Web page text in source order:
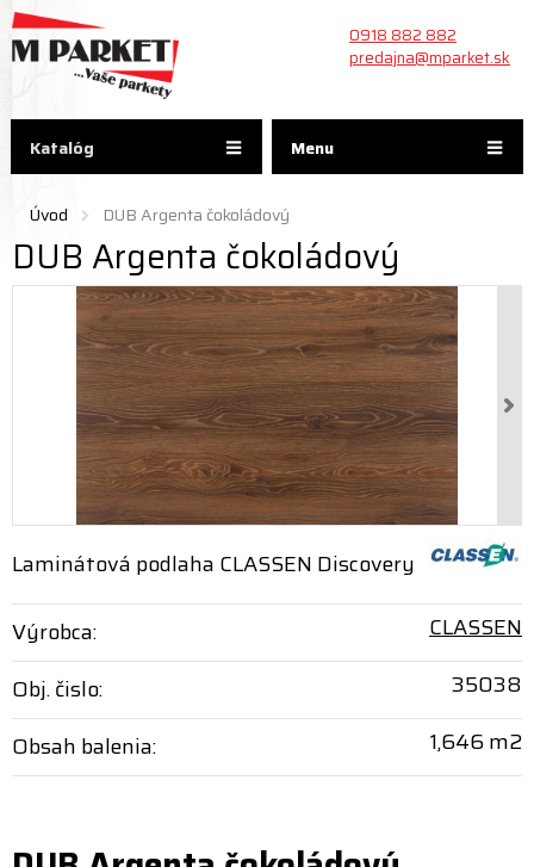
Menu
0918 882 882
predajna@mparket.sk
Úvod DUB Argenta čokoládový
DUB Argenta čokoládový
Laminátová podlaha CLASSEN Discovery
Výrobca:
CLASSEN
Obj. čislo:
35038
Obsah balenia:
1,646 m2
Katalóg